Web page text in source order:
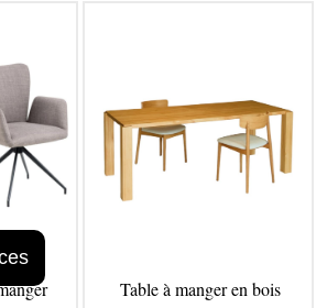
Table à manger en bois